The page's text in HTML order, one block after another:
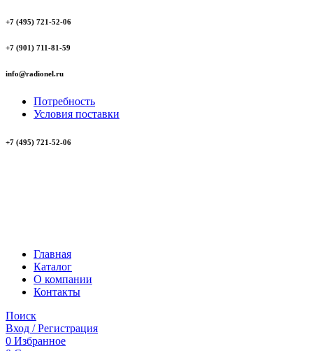
+7 (495) 721-52-06
+7 (901) 711-81-59
info@radionel.ru
Потребность
Условия поставки
+7 (495) 721-52-06
Главная
Каталог
О компании
Контакты
Поиск
Вход / Регистрация
0 Избранное